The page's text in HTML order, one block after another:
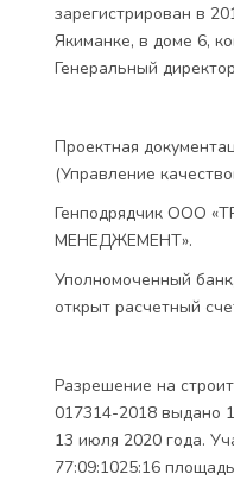
зарегистрирован в
Якиманке, в доме 6,
Генеральный
Проектная
(Управление
Генподрядчик ООО
МЕНЕДЖЕМЕНТ».
Уполномоченный
открыт расчетный
Разрешение на
017314-2018 выдано
13 июля 2020 года.
77:09:1025:16